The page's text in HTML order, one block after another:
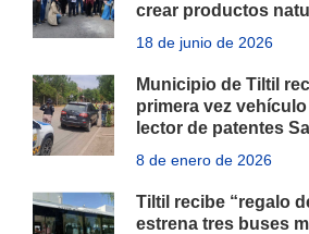
crear productos
18 de junio de 2026
Municipio de Tiltil
primera vez
lector de patentes
8 de enero de 2026
Tiltil recibe “regalo
estrena tres buses